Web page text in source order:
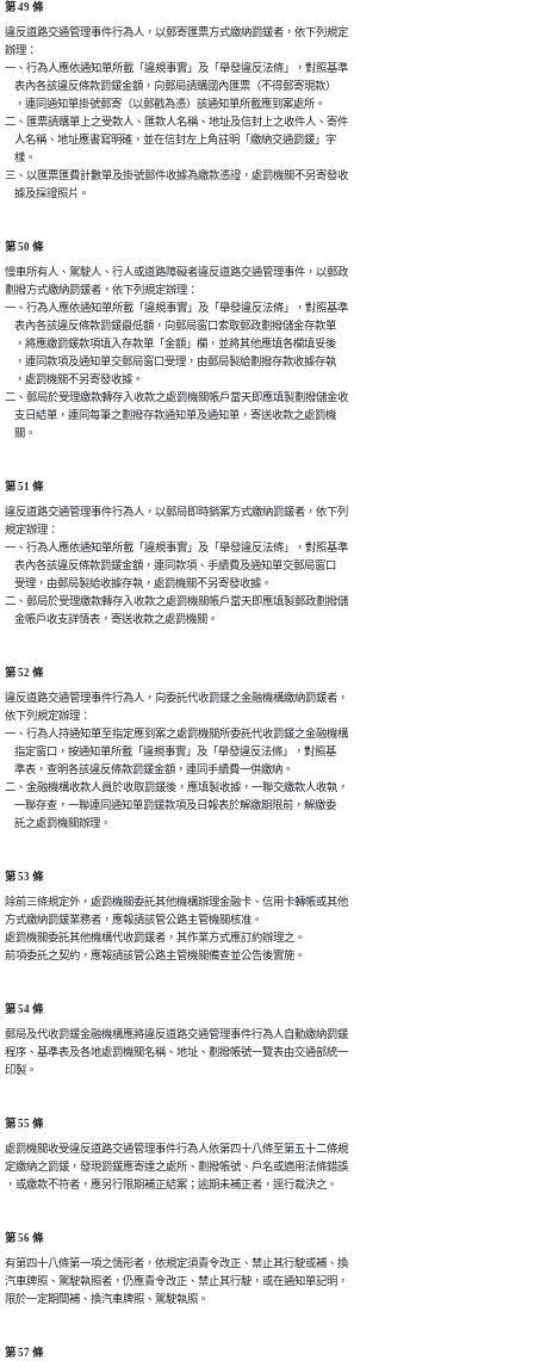
第 49 條
違反道路交通管理事件行為人，以郵寄匯票方式繳納罰鍰者，依下列規定
辦理：
一、行為人應依通知單所載「違規事實」及「舉發違反法條」，對照基準
    表內各該違反條款罰鍰金額，向郵局請購國內匯票（不得郵寄現款）
    ，連同通知單掛號郵寄（以郵戳為憑）該通知單所載應到案處所。
二、匯票請購單上之受款人、匯款人名稱、地址及信封上之收件人、寄件
    人名稱、地址應書寫明確，並在信封左上角註明「繳納交通罰鍰」字
    樣。
三、以匯票匯費計數單及掛號郵件收據為繳款憑證，處罰機關不另寄發收
    據及採證照片。
第 50 條
慢車所有人、駕駛人、行人或道路障礙者違反道路交通管理事件，以郵政
劃撥方式繳納罰鍰者，依下列規定辦理：
一、行為人應依通知單所載「違規事實」及「舉發違反法條」，對照基準
    表內各該違反條款罰鍰最低額，向郵局窗口索取郵政劃撥儲金存款單
    ，將應繳罰鍰款項填入存款單「金額」欄，並將其他應填各欄填妥後
    ，連同款項及通知單交郵局窗口受理，由郵局製給劃撥存款收據存執
    ，處罰機關不另寄發收據。
二、郵局於受理繳款轉存入收款之處罰機關帳戶當天即應填製劃撥儲金收
    支日結單，連同每筆之劃撥存款通知單及通知單，寄送收款之處罰機
    關。
第 51 條
違反道路交通管理事件行為人，以郵局即時銷案方式繳納罰鍰者，依下列
規定辦理：
一、行為人應依通知單所載「違規事實」及「舉發違反法條」，對照基準
    表內各該違反條款罰鍰金額，連同款項、手續費及通知單交郵局窗口
    受理，由郵局製給收據存執，處罰機關不另寄發收據。
二、郵局於受理繳款轉存入收款之處罰機關帳戶當天即應填製郵政劃撥儲
    金帳戶收支詳情表，寄送收款之處罰機關。
第 52 條
違反道路交通管理事件行為人，向委託代收罰鍰之金融機構繳納罰鍰者，
依下列規定辦理：
一、行為人持通知單至指定應到案之處罰機關所委託代收罰鍰之金融機構
    指定窗口，按通知單所載「違規事實」及「舉發違反法條」，對照基
    準表，查明各該違反條款罰鍰金額，連同手續費一併繳納。
二、金融機構收款人員於收取罰鍰後，應填製收據，一聯交繳款人收執，
    一聯存查，一聯連同通知單罰鍰款項及日報表於解繳期限前，解繳委
    託之處罰機關辦理。
第 53 條
除前三條規定外，處罰機關委託其他機構辦理金融卡、信用卡轉帳或其他
方式繳納罰鍰業務者，應報請該管公路主管機關核准。
處罰機關委託其他機構代收罰鍰者，其作業方式應訂約辦理之。
前項委託之契約，應報請該管公路主管機關備查並公告後實施。
第 54 條
郵局及代收罰鍰金融機構應將違反道路交通管理事件行為人自動繳納罰鍰
程序、基準表及各地處罰機關名稱、地址、劃撥帳號一覽表由交通部統一
印製。
第 55 條
處罰機關收受違反道路交通管理事件行為人依第四十八條至第五十二條規
定繳納之罰鍰，發現罰鍰應寄達之處所、劃撥帳號、戶名或適用法條錯誤
，或繳款不符者，應另行限期補正結案；逾期未補正者，逕行裁決之。
第 56 條
有第四十八條第一項之情形者，依規定須責令改正、禁止其行駛或補、換
汽車牌照、駕駛執照者，仍應責令改正、禁止其行駛，或在通知單記明，
限於一定期間補、換汽車牌照、駕駛執照。
第 57 條